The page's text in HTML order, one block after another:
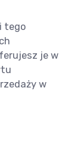
tego
je w
w